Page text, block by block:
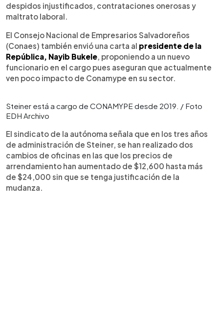
despidos injustificados, contrataciones onerosas y
maltrato laboral.
El Consejo Nacional de Empresarios Salvadoreños
(Conaes) también envió una carta al presidente de la
República, Nayib Bukele, proponiendo a un nuevo
funcionario en el cargo pues aseguran que actualmente
ven poco impacto de Conamype en su sector.
Steiner está a cargo de CONAMYPE desde 2019. / Foto
EDH Archivo
El sindicato de la autónoma señala que en los tres años
de administración de Steiner, se han realizado dos
cambios de oficinas en las que los precios de
arrendamiento han aumentado de $12,600 hasta más
de $24,000 sin que se tenga justificación de la
mudanza.